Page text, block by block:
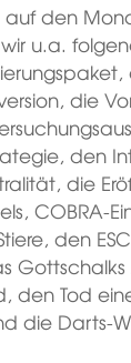
auf den
u.a.
die
den
die
COBRA-
den
den Tod
die Darts-